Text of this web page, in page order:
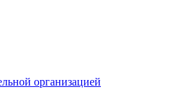
организацией